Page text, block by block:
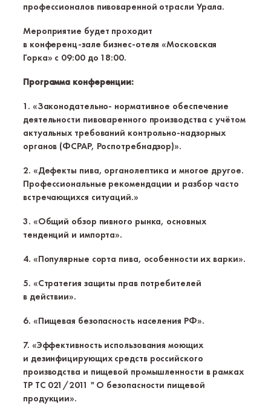
профессионалов пивоваренной отрасли Урала.
Мероприятие будет проходит
в конференц-зале бизнес-отеля «Московская
Горка» с 09:00 до 18:00.
Программа конференции:
1. «Законодательно- нормативное обеспечение
деятельности пивоваренного производства с учётом
актуальных требований контрольно-надзорных
органов (ФСРАР, Роспотребнадзор)».
2. «Дефекты пива, органолептика и многое другое.
Профессиональные рекомендации и разбор часто
встречающихся ситуаций.»
3. «Общий обзор пивного рынка, основных
тенденций и импорта».
4. «Популярные сорта пива, особенности их варки».
5. «Стратегия защиты прав потребителей
в действии».
6. «Пищевая безопасность населения РФ».
7. «Эффективность использования моющих
и дезинфицирующих средств российского
производства и пищевой промышленности в рамках
ТР ТС 021/2011 " О безопасности пищевой
продукции».